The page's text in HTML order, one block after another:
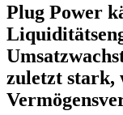
Plug Power
zuletzt stark,